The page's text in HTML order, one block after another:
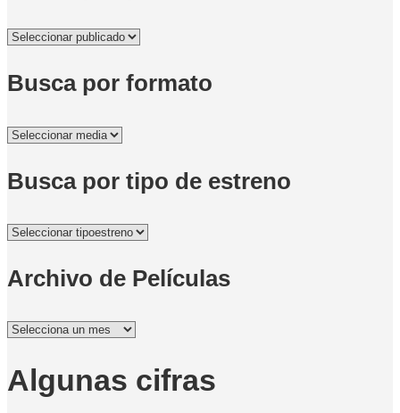
Busca por formato
Busca por tipo de estreno
Archivo de Películas
Archivo
Películas
Algunas cifras